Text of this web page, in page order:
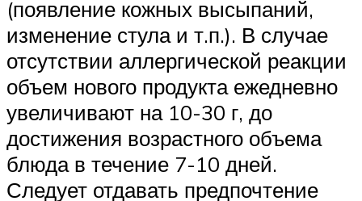
(появление кожных высыпаний,
изменение стула и т.п.). В случае
отсутствии аллергической реакции
объем нового продукта ежедневно
увеличивают на 10-30 г, до
достижения возрастного объема
блюда в течение 7-10 дней.
Следует отдавать предпочтение